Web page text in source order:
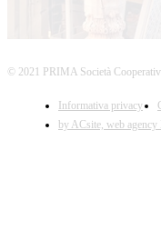
© 2021 PRIMA Società
Informativa privacy
by ACsite, web